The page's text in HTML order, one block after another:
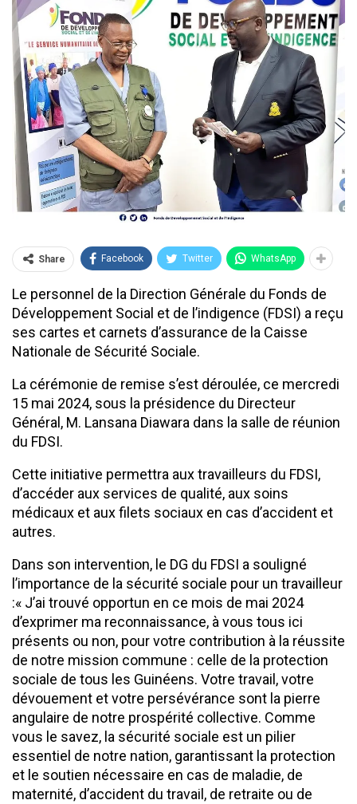
Share Facebook Twitter WhatsApp
Le personnel de la Direction Générale du Fonds de
Développement Social et de l’indigence (FDSI) a reçu
ses cartes et carnets d’assurance de la Caisse
Nationale de Sécurité Sociale.
La cérémonie de remise s’est déroulée, ce mercredi
15 mai 2024, sous la présidence du Directeur
Général, M. Lansana Diawara dans la salle de réunion
du FDSI.
Cette initiative permettra aux travailleurs du FDSI,
d’accéder aux services de qualité, aux soins
médicaux et aux filets sociaux en cas d’accident et
autres.
Dans son intervention, le DG du FDSI a souligné
l’importance de la sécurité sociale pour un travailleur
:« J’ai trouvé opportun en ce mois de mai 2024
d’exprimer ma reconnaissance, à vous tous ici
présents ou non, pour votre contribution à la réussite
de notre mission commune : celle de la protection
sociale de tous les Guinéens. Votre travail, votre
dévouement et votre persévérance sont la pierre
angulaire de notre prospérité collective. Comme
vous le savez, la sécurité sociale est un pilier
essentiel de notre nation, garantissant la protection
et le soutien nécessaire en cas de maladie, de
maternité, d’accident du travail, de retraite ou de